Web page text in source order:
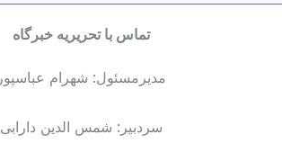
تماس با تحریریه خبرگاه
مدیرمسئول: شهرام عباسپور
سردبیر: شمس الدین دارابی